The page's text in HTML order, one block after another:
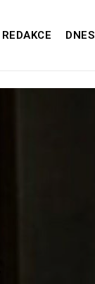
REDAKCE DNES